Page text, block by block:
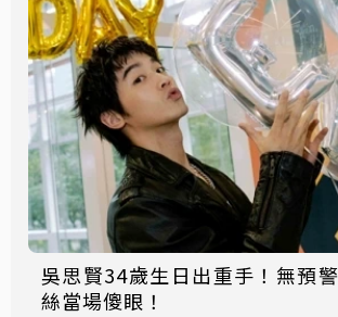
吳思賢34歲生日出重手！無預
絲當場傻眼！